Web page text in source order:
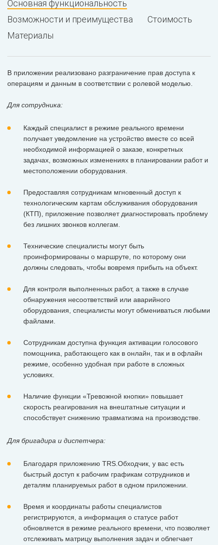
Основная функциональность
Возможности и преимущества
Стоимость
Материалы
В приложении реализовано разграничение прав доступа к
операциям и данным в соответствии с ролевой моделью.
Для сотрудника:
Каждый специалист в режиме реального времени
получает уведомление на устройство вместе со всей
необходимой информацией о заказе, конкретных
задачах, возможных изменениях в планировании работ и
местоположении оборудования.
Предоставляя сотрудникам мгновенный доступ к
технологическим картам обслуживания оборудования
(КТП), приложение позволяет диагностировать проблему
без лишних звонков коллегам.
Технические специалисты могут быть
проинформированы о маршруте, по которому они
должны следовать, чтобы вовремя прибыть на объект.
Для контроля выполненных работ, а также в случае
обнаружения несоответствий или аварийного
оборудования, специалисты могут обмениваться любыми
файлами.
Сотрудникам доступна функция активации голосового
помощника, работающего как в онлайн, так и в офлайн
режиме, особенно удобная при работе в сложных
условиях.
Наличие функции «Тревожной кнопки» повышает
скорость реагирования на внештатные ситуации и
способствует снижению травматизма на производстве.
Для бригадира и диспетчера:
Благодаря приложению TRS.Обходчик, у вас есть
быстрый доступ к рабочим графикам сотрудников и
деталям планируемых работ в одном приложении.
Время и координаты работы специалистов
регистрируются, а информация о статусе работ
обновляется в режиме реального времени, что позволяет
отслеживать матрицу выполнения задач и облегчает